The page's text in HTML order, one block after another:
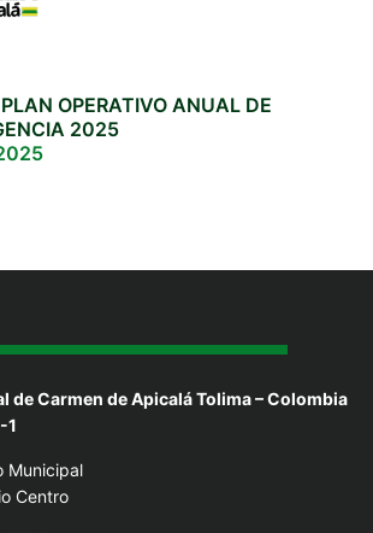
OPERATIVO ANUAL DE
2025
de Carmen de Apicalá Tolima – Colombia
1
Municipal
Centro